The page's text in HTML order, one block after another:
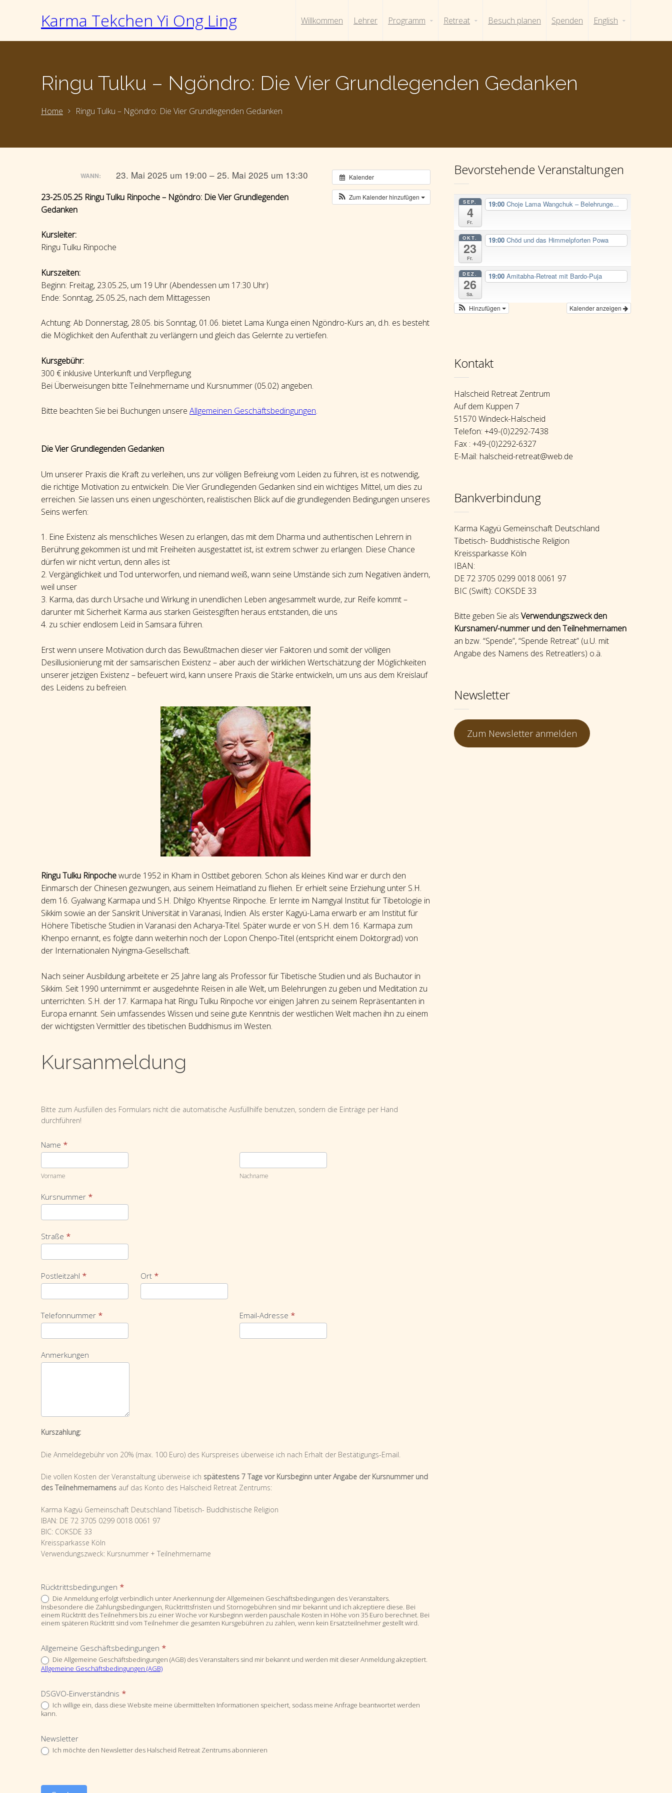
Karma Tekchen Yi Ong Ling Willkommen Lehrer Programm Retreat Besuch planen Spenden English
Ringu Tulku – Ngöndro: Die Vier Grundlegenden Gedanken
Home Ringu Tulku – Ngöndro: Die Vier Grundlegenden Gedanken
Kalender
Zum Kalender hinzufügen
WANN: 23. Mai 2025 um 19:00 – 25. Mai 2025 um 13:30
23-25.05.25 Ringu Tulku Rinpoche – Ngöndro: Die Vier Grundlegenden
Gedanken
Kursleiter:
Ringu Tulku Rinpoche
Kurszeiten:
Beginn: Freitag, 23.05.25, um 19 Uhr (Abendessen um 17:30 Uhr)
Ende: Sonntag, 25.05.25, nach dem Mittagessen
Achtung: Ab Donnerstag, 28.05. bis Sonntag, 01.06. bietet Lama Kunga einen Ngöndro-Kurs an, d.h. es besteht
die Möglichkeit den Aufenthalt zu verlängern und gleich das Gelernte zu vertiefen.
Kursgebühr:
300 € inklusive Unterkunft und Verpflegung
Bei Überweisungen bitte Teilnehmername und Kursnummer (05.02) angeben.
Bitte beachten Sie bei Buchungen unsere Allgemeinen Geschäftsbedingungen.
Die Vier Grundlegenden Gedanken
Um unserer Praxis die Kraft zu verleihen, uns zur völligen Befreiung vom Leiden zu führen, ist es notwendig,
die richtige Motivation zu entwickeln. Die Vier Grundlegenden Gedanken sind ein wichtiges Mittel, um dies zu
erreichen. Sie lassen uns einen ungeschönten, realistischen Blick auf die grundlegenden Bedingungen unseres
Seins werfen:
1. Eine Existenz als menschliches Wesen zu erlangen, das mit dem Dharma und authentischen Lehrern in
Berührung gekommen ist und mit Freiheiten ausgestattet ist, ist extrem schwer zu erlangen. Diese Chance
dürfen wir nicht vertun, denn alles ist
2. Vergänglichkeit und Tod unterworfen, und niemand weiß, wann seine Umstände sich zum Negativen ändern,
weil unser
3. Karma, das durch Ursache und Wirkung in unendlichen Leben angesammelt wurde, zur Reife kommt –
darunter mit Sicherheit Karma aus starken Geistesgiften heraus entstanden, die uns
4. zu schier endlosem Leid in Samsara führen.
Erst wenn unsere Motivation durch das Bewußtmachen dieser vier Faktoren und somit der völligen
Desillusionierung mit der samsarischen Existenz – aber auch der wirklichen Wertschätzung der Möglichkeiten
unserer jetzigen Existenz – befeuert wird, kann unsere Praxis die Stärke entwickeln, um uns aus dem Kreislauf
des Leidens zu befreien.
Ringu Tulku Rinpochewurde 1952 in Kham in Osttibet geboren. Schon als kleines Kind war er durch den
Einmarsch der Chinesen gezwungen, aus seinem Heimatland zu fliehen. Er erhielt seine Erziehung unter S.H.
dem 16. Gyalwang Karmapa und S.H. Dhilgo Khyentse Rinpoche. Er lernte im Namgyal Institut für Tibetologie in
Sikkim sowie an der Sanskrit Universität in Varanasi, Indien. Als erster Kagyü-Lama erwarb er am Institut für
Höhere Tibetische Studien in Varanasi den Acharya-Titel. Später wurde er von S.H. dem 16. Karmapa zum
Khenpo ernannt, es folgte dann weiterhin noch der Lopon Chenpo-Titel (entspricht einem Doktorgrad) von
der Internationalen Nyingma-Gesellschaft.
Nach seiner Ausbildung arbeitete er 25 Jahre lang als Professor für Tibetische Studien und als Buchautor in
Sikkim. Seit 1990 unternimmt er ausgedehnte Reisen in alle Welt, um Belehrungen zu geben und Meditation zu
unterrichten. S.H. der 17. Karmapa hat Ringu Tulku Rinpoche vor einigen Jahren zu seinem Repräsentanten in
Europa ernannt. Sein umfassendes Wissen und seine gute Kenntnis der westlichen Welt machen ihn zu einem
der wichtigsten Vermittler des tibetischen Buddhismus im Westen.
Kursanmeldung
Kursanmeldung
Bitte zum Ausfüllen des Formulars nicht die automatische Ausfüllhilfe benutzen, sondern die Einträge per Hand
durchführen!
Name *
Vorname Nachname
Kursnummer *
Straße *
Postleitzahl * Ort *
Telefonnummer * Email-Adresse *
Anmerkungen
Kurszahlung:
Die Anmeldegebühr von 20% (max. 100 Euro) des Kurspreises überweise ich nach Erhalt der Bestätigungs-Email.
Die vollen Kosten der Veranstaltung überweise ich spätestens 7 Tage vor Kursbeginn unter Angabe der Kursnummer und
des Teilnehmernamens auf das Konto des Halscheid Retreat Zentrums:
Karma Kagyü Gemeinschaft Deutschland Tibetisch- Buddhistische Religion
IBAN: DE 72 3705 0299 0018 0061 97
BIC: COKSDE 33
Kreissparkasse Köln
Verwendungszweck: Kursnummer + Teilnehmername
Rücktrittsbedingungen *
Die Anmeldung erfolgt verbindlich unter Anerkennung der Allgemeinen Geschäftsbedingungen des Veranstalters.
Insbesondere die Zahlungsbedingungen, Rücktrittsfristen und Stornogebühren sind mir bekannt und ich akzeptiere diese. Bei
einem Rücktritt des Teilnehmers bis zu einer Woche vor Kursbeginn werden pauschale Kosten in Höhe von 35 Euro berechnet. Bei
einem späteren Rücktritt sind vom Teilnehmer die gesamten Kursgebühren zu zahlen, wenn kein Ersatzteilnehmer gestellt wird.
Allgemeine Geschäftsbedingungen *
Die Allgemeine Geschäftsbedingungen (AGB) des Veranstalters sind mir bekannt und werden mit dieser Anmeldung akzeptiert.
Allgemeine Geschäftsbedingungen (AGB)
DSGVO-Einverständnis *
Ich willige ein, dass diese Website meine übermittelten Informationen speichert, sodass meine Anfrage beantwortet werden
kann.
Newsletter
Ich möchte den Newsletter des Halscheid Retreat Zentrums abonnieren
Bevorstehende Veranstaltungen
SEP.
4
Fr.
19:00 Choje Lama Wangchuk – Belehrunge...
OKT.
23
Fr.
19:00 Chöd und das Himmelpforten Powa
DEZ.
26
Sa.
19:00 Amitabha-Retreat mit Bardo-Puja
Kalender anzeigen
Hinzufügen
Kontakt
Halscheid Retreat Zentrum
Auf dem Kuppen 7
51570 Windeck-Halscheid
Telefon: +49-(0)2292-7438
Fax : +49-(0)2292-6327
E-Mail: halscheid-retreat@web.de
Bankverbindung
Karma Kagyü Gemeinschaft Deutschland
Tibetisch- Buddhistische Religion
Kreissparkasse Köln
IBAN:
DE 72 3705 0299 0018 0061 97
BIC (Swift): COKSDE 33
Bitte geben Sie als Verwendungszweck den
Kursnamen/-nummer und den Teilnehmernamen
an bzw. “Spende”, “Spende Retreat” (u.U. mit
Angabe des Namens des Retreatlers) o.ä.
Newsletter
Zum Newsletter anmelden